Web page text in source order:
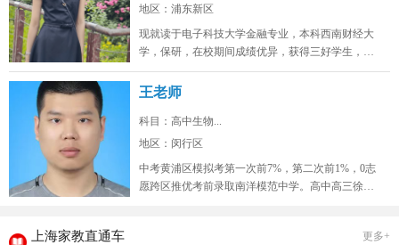
地区：浦东新区
现就读于电子科技大学金融专业，本科西南财经大
学，保研，在校期间成绩优异，获得三好学生，英
语四级证书，英语六级证书，英语六...
王老师
科目：高中生物...
地区：闵行区
中考黄浦区模拟考第一次前7%，第二次前1%，0志
愿跨区推优考前录取南洋模范中学。高中高三徐汇
上海家教直通车 更多+